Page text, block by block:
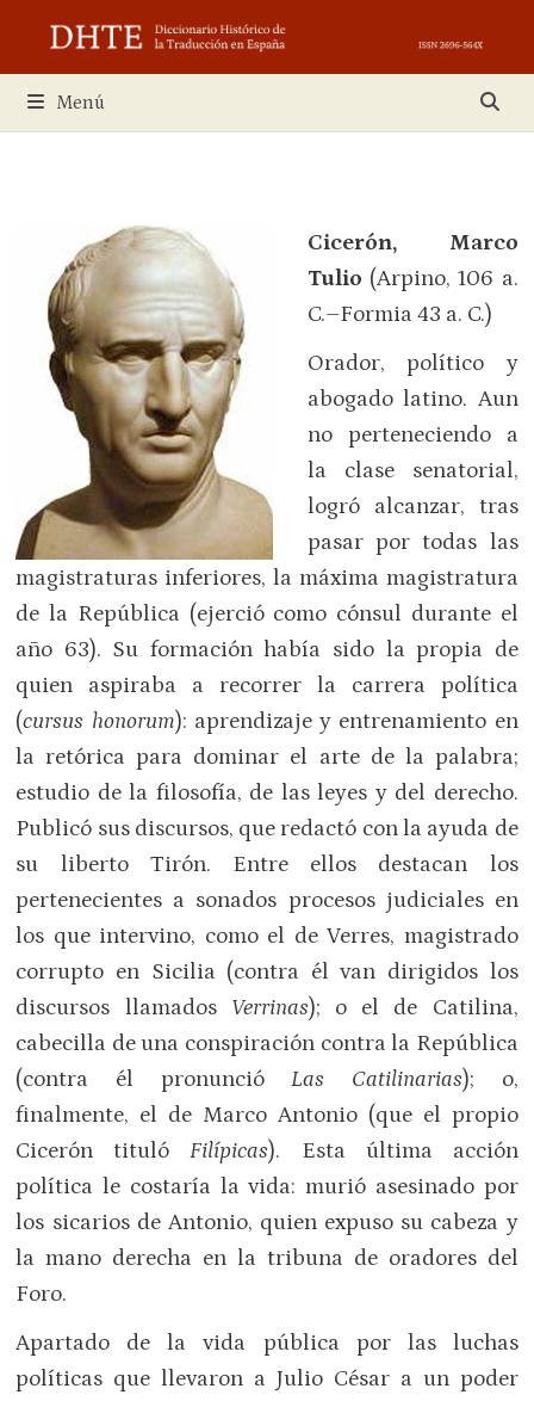
contenido
Menú
Cicerón, Marco
Tulio (Arpino, 106 a.
C.–Formia 43 a. C.)
Orador, político y
abogado latino. Aun
no perteneciendo a
la clase senatorial,
logró alcanzar, tras
pasar por todas las
magistraturas inferiores, la máxima magistratura
de la República (ejerció como cónsul durante el
año 63). Su formación había sido la propia de
quien aspiraba a recorrer la carrera política
(cursus honorum): aprendizaje y entrenamiento en
la retórica para dominar el arte de la palabra;
estudio de la filosofía, de las leyes y del derecho.
Publicó sus discursos, que redactó con la ayuda de
su liberto Tirón. Entre ellos destacan los
pertenecientes a sonados procesos judiciales en
los que intervino, como el de Verres, magistrado
corrupto en Sicilia (contra él van dirigidos los
discursos llamados Verrinas); o el de Catilina,
cabecilla de una conspiración contra la República
(contra él pronuncióLas Catilinarias); o,
finalmente, el de Marco Antonio (que el propio
Cicerón titulóFilípicas). Esta última acción
política le costaría la vida: murió asesinado por
los sicarios de Antonio, quien expuso su cabeza y
la mano derecha en la tribuna de oradores del
Foro.
Apartado de la vida pública por las luchas
políticas que llevaron a Julio César a un poder